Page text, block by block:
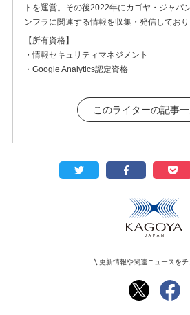
トを運営。その後2022年にカゴヤ・ジャパ
ンフラに関連する情報を収集・発信しており
【所有資格】
・情報セキュリティマネジメント
・Google Analytics認定資格
このライターの記事
更新情報や関連ニュースをチ